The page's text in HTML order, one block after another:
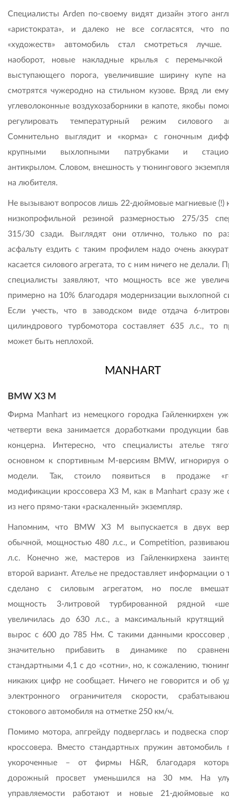
Специалисты Arden по-своему видят дизайн этого
«аристократа», и далеко не все согласятся, что
«художеств» автомобиль стал смотреться лучше.
наоборот, новые накладные крылья с перемычкой
выступающего порога, увеличившие ширину купе
смотрятся чужеродно на стильном кузове. Вряд ли
углеволоконные воздухозаборники в капоте, якобы
регулировать температурный режим силового
Сомнительно выглядит и «корма» с гоночным
крупными выхлопными патрубками и
антикрылом. Словом, внешность у тюнингового
на любителя.
Не вызывают вопросов лишь 22-дюймовые магниевые (!)
низкопрофильной резиной размерностью 275/35
315/30 сзади. Выглядят они отлично, только по
асфальту ездить с таким профилем надо очень
касается силового агрегата, то с ним ничего не делали.
специалисты заявляют, что мощность все же
примерно на 10% благодаря модернизации выхлопной
Если учесть, что в заводском виде отдача 6-
цилиндрового турбомотора составляет 635 л.с., то
может быть неплохой.
MANHART
BMW X3 M
Фирма Manhart из немецкого городка Гайленкирхен
четверти века занимается доработками продукции
концерна. Интересно, что специалисты ателье
основном к спортивным М-версиям BMW, игнорируя
модели. Так, стоило появиться в продаже
модификации кроссовера X3 M, как в Manhart сразу же
из него прямо-таки «раскаленный» экземпляр.
Напомним, что BMW Х3 М выпускается в двух
обычной, мощностью 480 л.с., и Competition,
л.с. Конечно же, мастеров из Гайленкирхена
второй вариант. Ателье не предоставляет информации о
сделано с силовым агрегатом, но после
мощность 3-литровой турбированной рядной
увеличилась до 630 л.с., а максимальный крутящий
вырос с 600 до 785 Нм. С такими данными кроссовер
значительно прибавить в динамике по
стандартными 4,1 с до «сотни», но, к сожалению,
никаких цифр не сообщает. Ничего не говорится и об
электронного ограничителя скорости,
стокового автомобиля на отметке 250 км/ч.
Помимо мотора, апгрейду подверглась и подвеска
кроссовера. Вместо стандартных пружин автомобиль
укороченные – от фирмы H&R, благодаря
дорожный просвет уменьшился на 30 мм. На
управляемости работают и новые 21-дюймовые